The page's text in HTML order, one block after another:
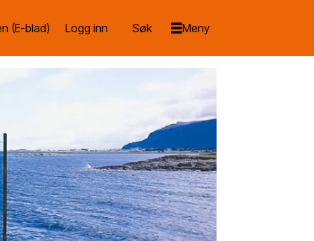
(E-blad) Logg inn